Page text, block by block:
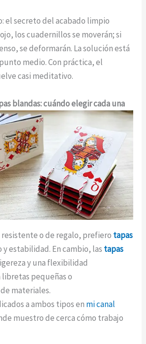
el secreto del acabado limpio
los cuadernillos se moverán; si
se deformarán. La solución está
medio. Con práctica, el
casi meditativo.
blandas: cuándo elegir cada una
resistente o de regalo, prefiero tapas
y estabilidad. En cambio, las tapas
y una flexibilidad
pequeñas o
materiales.
a ambos tipos en mi canal
muestro de cerca cómo trabajo